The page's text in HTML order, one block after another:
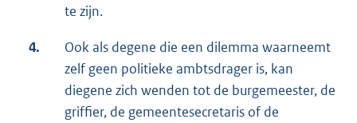
te zijn.
4.
Ook als degene die een dilemma waarneemt
zelf geen politieke ambtsdrager is, kan
diegene zich wenden tot de burgemeester, de
griffier, de gemeentesecretaris of de